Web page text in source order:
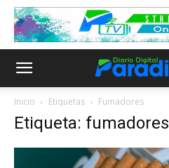
Inicio Etiquetas Fumadores
Etiqueta: fumadores